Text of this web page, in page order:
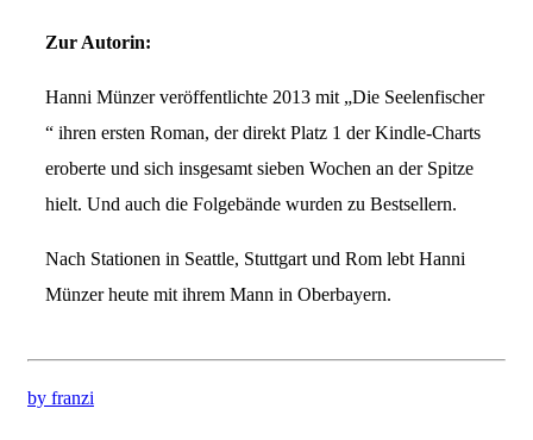
Zur Autorin:
Hanni Münzer veröffentlichte 2013 mit „Die Seelenfischer
“ ihren ersten Roman, der direkt Platz 1 der Kindle-Charts
eroberte und sich insgesamt sieben Wochen an der Spitze
hielt. Und auch die Folgebände wurden zu Bestsellern.
Nach Stationen in Seattle, Stuttgart und Rom lebt Hanni
Münzer heute mit ihrem Mann in Oberbayern.
by franzi